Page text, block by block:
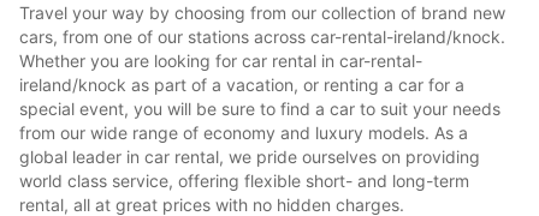
Travel your way by choosing from our collection of brand new
cars, from one of our stations across car-rental-ireland/knock.
Whether you are looking for car rental in car-rental-
ireland/knock as part of a vacation, or renting a car for a
special event, you will be sure to find a car to suit your needs
from our wide range of economy and luxury models. As a
global leader in car rental, we pride ourselves on providing
world class service, offering flexible short- and long-term
rental, all at great prices with no hidden charges.